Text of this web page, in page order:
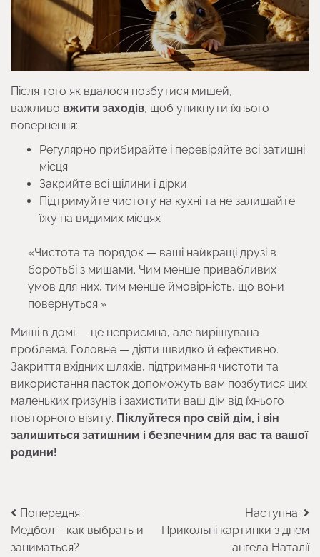
Після того як вдалося позбутися мишей,
важливо вжити заходів, щоб уникнути їхнього
повернення:
Регулярно прибирайте і перевіряйте всі затишні
місця
Закрийте всі щілини і дірки
Підтримуйте чистоту на кухні та не залишайте
їжу на видимих місцях
«Чистота та порядок — ваші найкращі друзі в
боротьбі з мишами. Чим менше привабливих
умов для них, тим менше ймовірність, що вони
повернуться.»
Миші в домі — це неприємна, але вирішувана
проблема. Головне — діяти швидко й ефективно.
Закриття вхідних шляхів, підтримання чистоти та
використання пасток допоможуть вам позбутися цих
маленьких гризунів і захистити ваш дім від їхнього
повторного візиту. Піклуйтеся про свій дім, і він
залишиться затишним і безпечним для вас та вашої
родини!
Навігація
записів
Попередня:
Медбол – как выбрать и
заниматься?
Наступна:
Прикольні картинки з днем
ангела Наталії